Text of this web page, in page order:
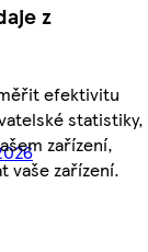
z
efektivitu
statistiky,
zařízení,
vaše zařízení.